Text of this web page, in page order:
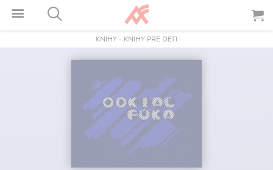
KNIHY - KNIHY PRE DETI